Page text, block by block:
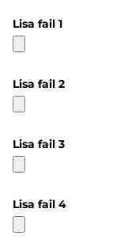
Lisa fail 1
Lisa fail 2
Lisa fail 3
Lisa fail 4